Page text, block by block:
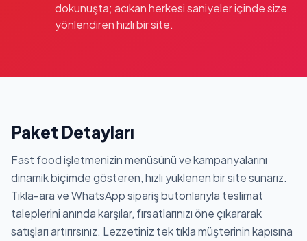
dokunuşta; acıkan herkesi saniyeler içinde size
yönlendiren hızlı bir site.
Paket Detayları
Fast food işletmenizin menüsünü ve kampanyalarını
dinamik biçimde gösteren, hızlı yüklenen bir site sunarız.
Tıkla-ara ve WhatsApp sipariş butonlarıyla teslimat
taleplerini anında karşılar, fırsatlarınızı öne çıkararak
satışları artırırsınız. Lezzetiniz tek tıkla müşterinin kapısına